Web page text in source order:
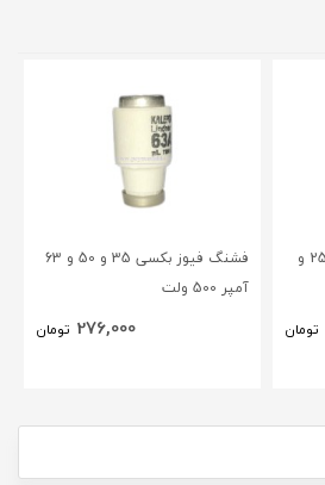
فشنگ فیوزبکسی 10 و 16 و 25 و
تومان
فشنگ فیوز بکسی 35 و 50 و 63
آمپر 500 ولت
276,000 تومان